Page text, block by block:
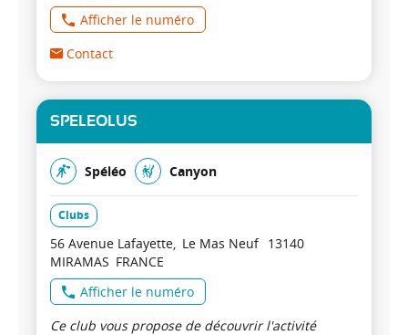
Afficher le numéro
Contact
SPELEOLUS
Spéléo Canyon
Clubs
56 Avenue Lafayette Le Mas Neuf 13140
MIRAMAS FRANCE
Afficher le numéro
Ce club vous propose de découvrir l'activité